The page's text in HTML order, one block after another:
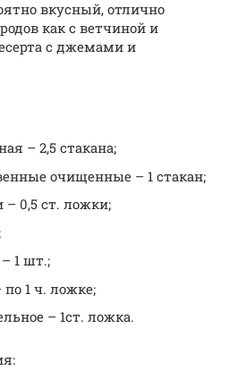
вкусный, отлично
как с ветчиной и
с джемами и
– 2,5 стакана;
очищенные – 1 стакан;
0,5 ст. ложки;
1 шт.;
по 1 ч. ложке;
– 1ст. ложка.